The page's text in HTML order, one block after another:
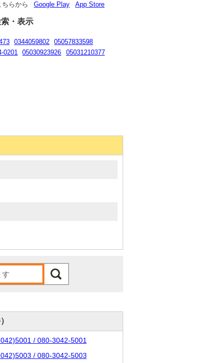
らから Google Play App Store
・表示
0344059802
05057833598
0201 05030923926
05031210377
/ 080-3042-5001
/ 080-3042-5003